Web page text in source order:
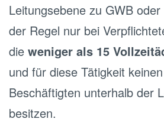
Leitungsebene zu GWB
der Regel nur bei
die weniger als 15
und für diese Tätigkeit
Beschäftigten unterhalb der
besitzen.